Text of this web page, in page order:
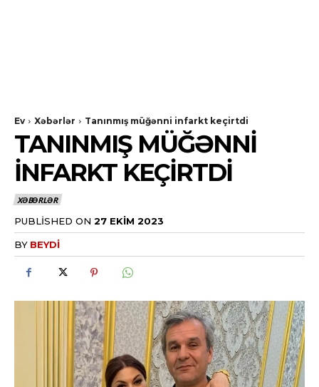
Ev Xəbərlər Tanınmış müğənni infarkt keçirtdi
TANINMIŞ MÜĞƏNNI
INFARKT KEÇIRTDI
XƏBƏRLƏR
PUBLISHED ON 27 EKIM 2023
BY BEYDI